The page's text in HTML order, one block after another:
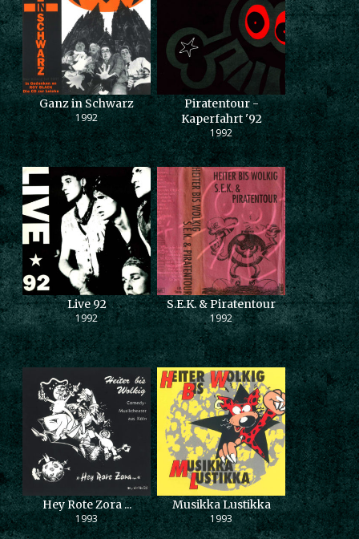
Ganz in Schwarz
1992
Piratentour -
Kaperfahrt '92
1992
Live 92
1992
S.E.K. & Piratentour
1992
Hey Rote Zora ...
1993
Musikka Lustikka
1993